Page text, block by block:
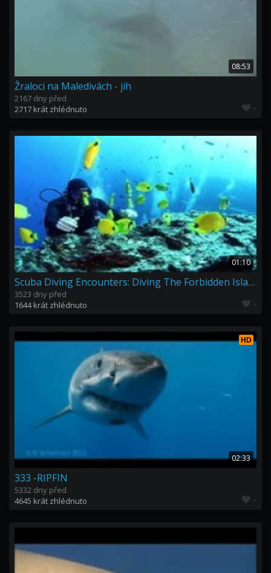
08:53
Žraloci na Maledivách - jih
2167 dny před
2717 krát zhlédnuto
-
01:10
Scuba Diving Encounters: Diving The Forbidden Island — Ni’ihau, Hawaii
3523 dny před
1644 krát zhlédnuto
-
HD
02:33
333 -RIPFIN
5332 dny před
4645 krát zhlédnuto
-